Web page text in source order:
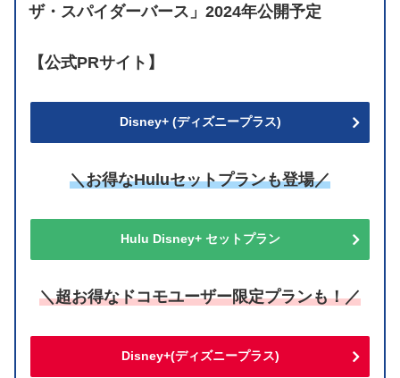
ザ・スパイダーバース」2024年公開予定
【公式PRサイト】
Disney+ (ディズニープラス)
＼お得なHuluセットプランも登場／
Hulu Disney+ セットプラン
＼超お得なドコモユーザー限定プランも！／
Disney+(ディズニープラス)